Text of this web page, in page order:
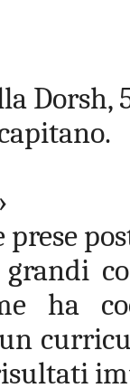
Dorsh,
prese
grandi
ha